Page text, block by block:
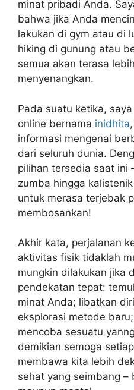
minat pribadi Anda.
bahwa jika Anda
lakukan di gym atau di
hiking di gunung atau
semua akan terasa
menyenangkan.
Pada suatu ketika,
online bernama inidhita
informasi mengenai
dari seluruh dunia.
pilihan tersedia saat ini
zumba hingga
untuk merasa terjebak
membosankan!
Akhir kata, perjalanan
aktivitas fisik tidaklah
mungkin dilakukan jika
pendekatan tepat:
minat Anda; libatkan
eksplorasi metode
mencoba sesuatu
demikian semoga
membawa kita lebih
sehat yang seimbang –